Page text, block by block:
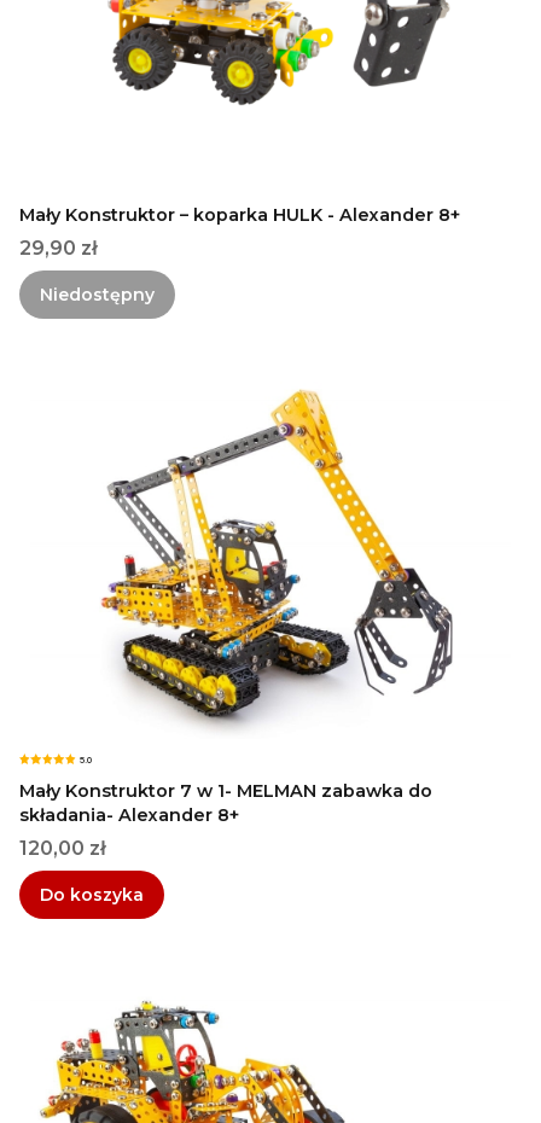
Mały Konstruktor – koparka HULK - Alexander 8+
Cena
29,90 zł
Niedostępny
5.0
Mały Konstruktor 7 w 1- MELMAN zabawka do
składania- Alexander 8+
Cena
120,00 zł
Do koszyka